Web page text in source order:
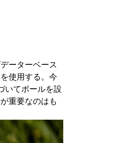
ーターベース
使用する。今
いてボールを設
重要なのはも